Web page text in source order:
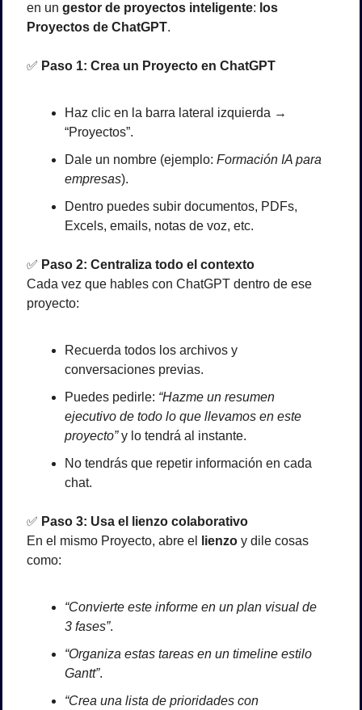
en un gestor de proyectos inteligente: los
Proyectos de ChatGPT.
✅ Paso 1: Crea un Proyecto en ChatGPT
Haz clic en la barra lateral izquierda →
“Proyectos”.
Dale un nombre (ejemplo: Formación IA para
empresas).
Dentro puedes subir documentos, PDFs,
Excels, emails, notas de voz, etc.
✅ Paso 2: Centraliza todo el contexto
Cada vez que hables con ChatGPT dentro de ese
proyecto:
Recuerda todos los archivos y
conversaciones previas.
Puedes pedirle: “Hazme un resumen
ejecutivo de todo lo que llevamos en este
proyecto” y lo tendrá al instante.
No tendrás que repetir información en cada
chat.
✅ Paso 3: Usa el lienzo colaborativo
En el mismo Proyecto, abre el
lienzo y dile cosas
como:
“Convierte este informe en un plan visual de
3 fases”.
“Organiza estas tareas en un timeline estilo
Gantt”.
“Crea una lista de prioridades con